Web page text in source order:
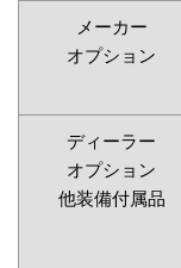
メーカー
オプション
ディーラー
オプション
他装備付属品